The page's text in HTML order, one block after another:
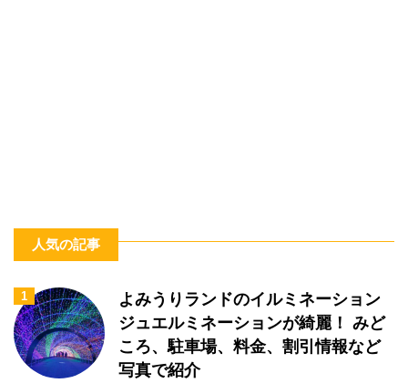
人気の記事
1
よみうりランドのイルミネーション
ジュエルミネーションが綺麗！ みど
ころ、駐車場、料金、割引情報など
写真で紹介